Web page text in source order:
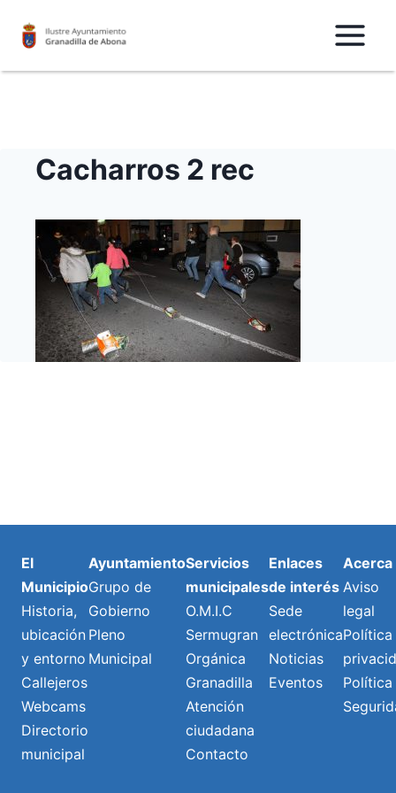
Cacharros 2 rec
El
Municipio
Historia,
ubicación
y entorno
Callejeros
Webcams
Directorio
municipal
Ayuntamiento
Grupo de
Gobierno
Pleno
Municipal
Servicios
municipales
O.M.I.C
Sermugran
Orgánica
Granadilla
Atención
ciudadana
Contacto
Enlaces
de interés
Sede
electrónica
Noticias
Eventos
Acerca
Aviso
legal
Política
Política